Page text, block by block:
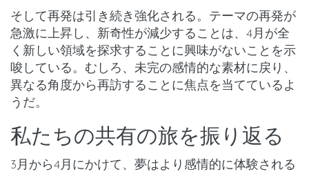
そして再発は引き続き強化される。 テーマの再発が
急激に上昇 し、 新奇性が減少することは、4月が全
く新しい領域を探求することに興味がないことを示
唆している。むしろ、未完の感情的な素材に戻り、
異なる角度から再訪することに焦点を当てているよ
うだ。
私たちの共有の旅を振り返る
3月から4月にかけて、夢はより 感情的に体験される